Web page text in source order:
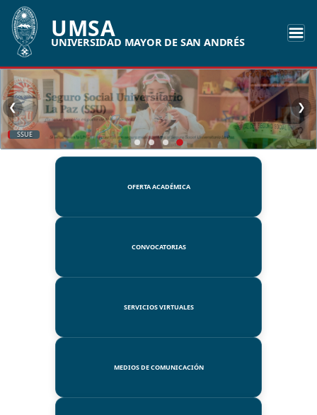
UMSA
UNIVERSIDAD MAYOR DE SAN ANDRÉS
SSUE
❮ ❯
OFERTA ACADÉMICA
CONVOCATORIAS
SERVICIOS VIRTUALES
MEDIOS DE COMUNICACIÓN